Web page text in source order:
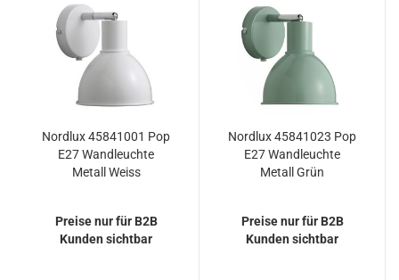
Nordlux 45841001 Pop
E27 Wandleuchte
Metall Weiss
Preise nur für B2B
Kunden sichtbar
Nordlux 45841023 Pop
E27 Wandleuchte
Metall Grün
Preise nur für B2B
Kunden sichtbar